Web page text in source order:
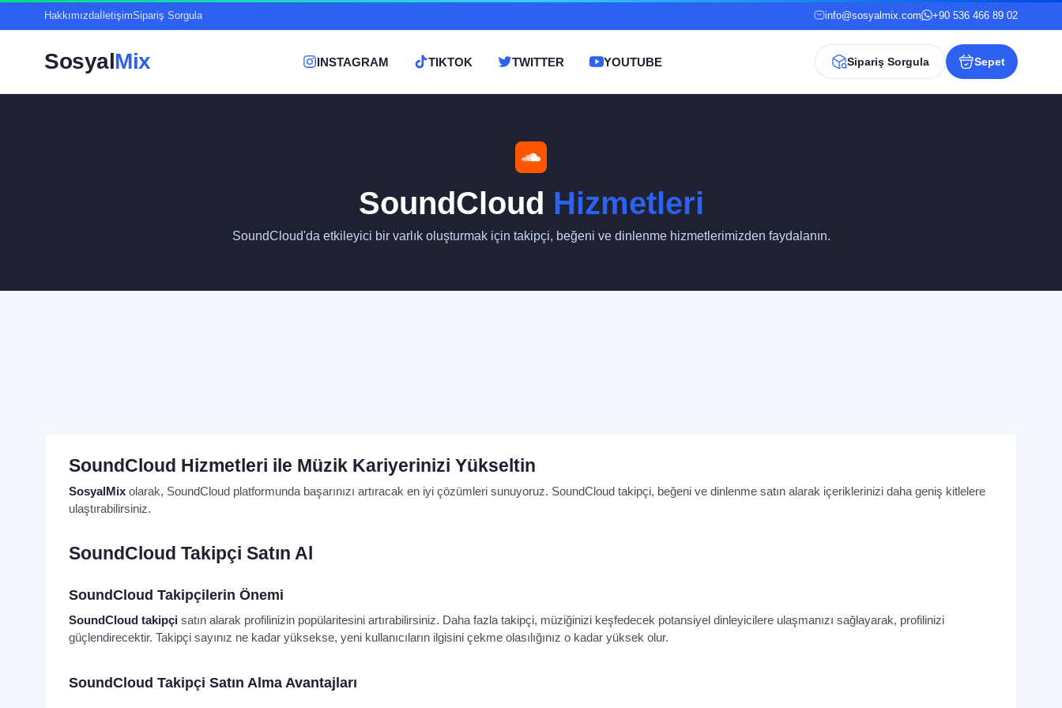
HakkımızdaİletişimSipariş Sorgula info@sosyalmix.com +90 536 466 89 02
SosyalMix INSTAGRAM TIKTOK TWITTER YOUTUBE Sipariş Sorgula Sepet
SoundCloud Hizmetleri
SoundCloud'da etkileyici bir varlık oluşturmak için takipçi, beğeni ve dinlenme hizmetlerimizden faydalanın.
SoundCloud Hizmetleri ile Müzik Kariyerinizi Yükseltin
SosyalMix olarak, SoundCloud platformunda başarınızı artıracak en iyi çözümleri sunuyoruz. SoundCloud takipçi, beğeni ve dinlenme satın alarak içeriklerinizi daha geniş kitlelere
ulaştırabilirsiniz.
SoundCloud Takipçi Satın Al
SoundCloud Takipçilerin Önemi
SoundCloud takipçi satın alarak profilinizin popülaritesini artırabilirsiniz. Daha fazla takipçi, müziğinizi keşfedecek potansiyel dinleyicilere ulaşmanızı sağlayarak, profilinizi
güçlendirecektir. Takipçi sayınız ne kadar yüksekse, yeni kullanıcıların ilgisini çekme olasılığınız o kadar yüksek olur.
SoundCloud Takipçi Satın Alma Avantajları